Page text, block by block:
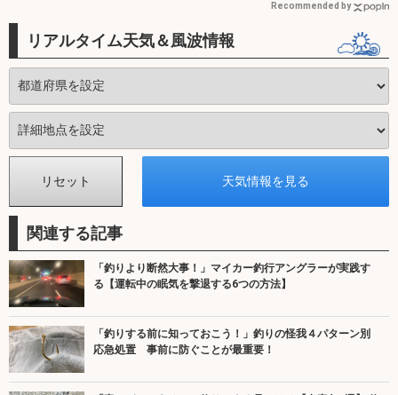
Recommended by
リアルタイム天気＆風波情報
関連する記事
「釣りより断然大事！」マイカー釣行アングラーが実践す
る【運転中の眠気を撃退する6つの方法】
「釣りする前に知っておこう！」釣りの怪我４パターン別
応急処置 事前に防ぐことが最重要！